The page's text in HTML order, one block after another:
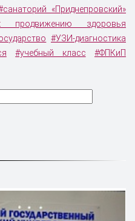
«Приднепровский»
продвижению здоровья
#УЗИ-диагностика
#учебный класс
#ФПКиП